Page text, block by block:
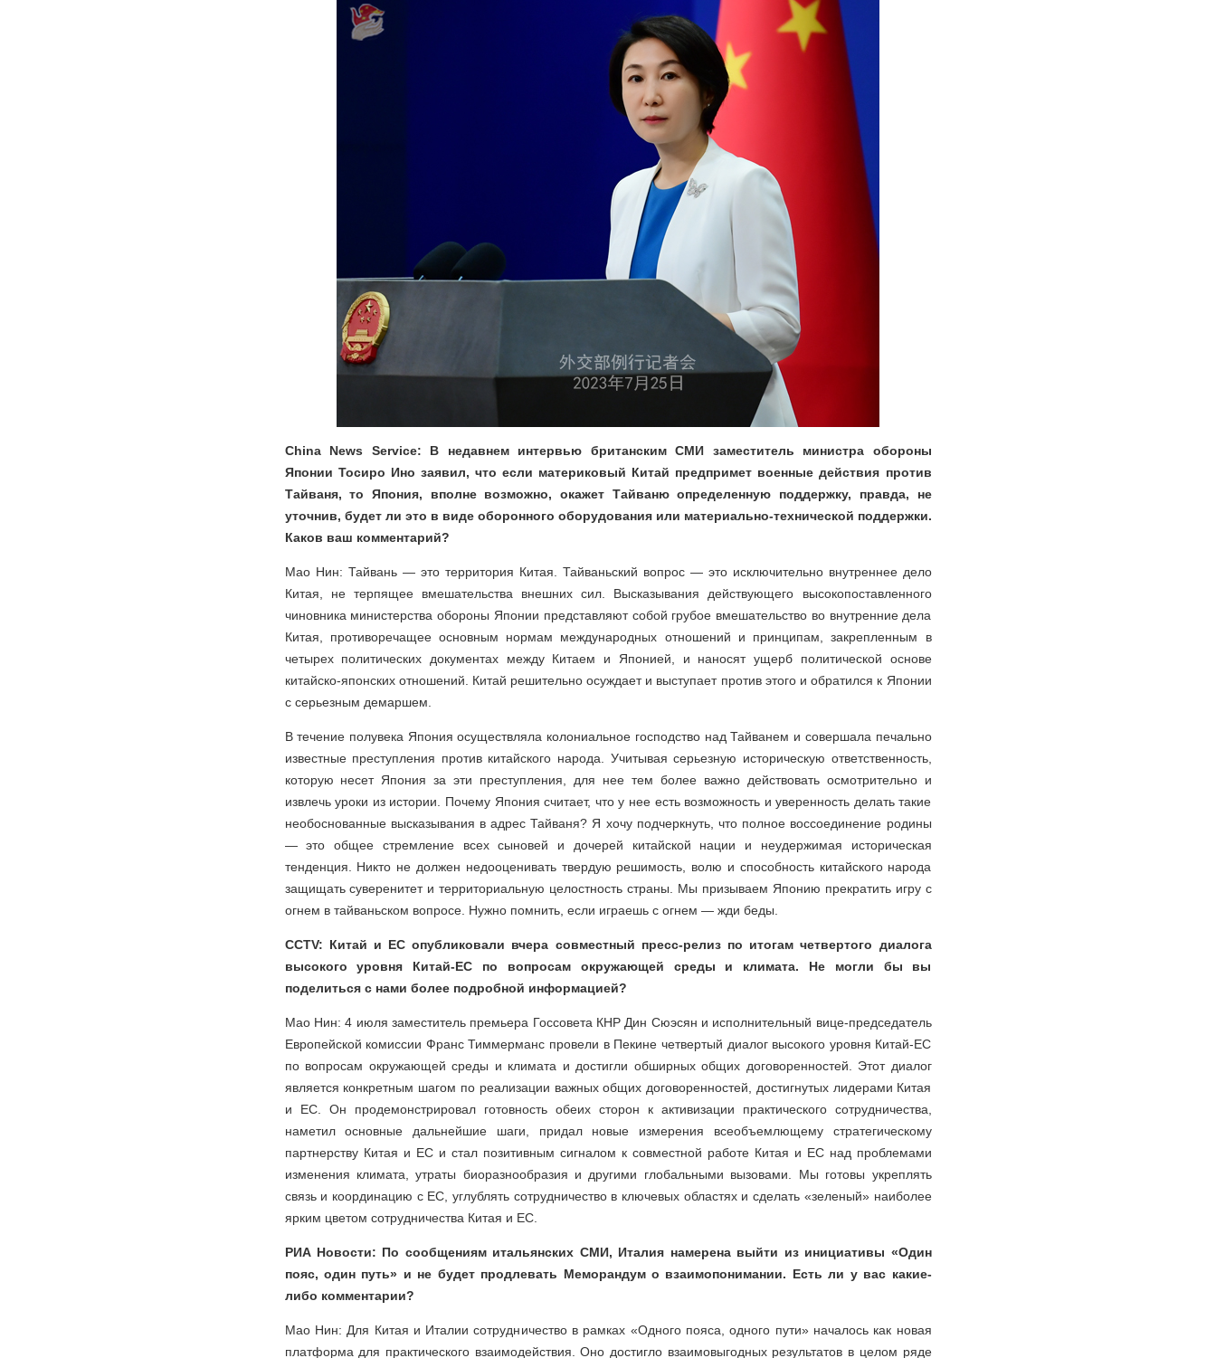
China News Service: В недавнем интервью британским СМИ заместитель министра обороны
Японии Тосиро Ино заявил, что если материковый Китай предпримет военные действия против
Тайваня, то Япония, вполне возможно, окажет Тайваню определенную поддержку, правда, не
уточнив, будет ли это в виде оборонного оборудования или материально-технической поддержки.
Каков ваш комментарий?
Мао Нин: Тайвань — это территория Китая. Тайваньский вопрос — это исключительно внутреннее дело
Китая, не терпящее вмешательства внешних сил. Высказывания действующего высокопоставленного
чиновника министерства обороны Японии представляют собой грубое вмешательство во внутренние дела
Китая, противоречащее основным нормам международных отношений и принципам, закрепленным в
четырех политических документах между Китаем и Японией, и наносят ущерб политической основе
китайско-японских отношений. Китай решительно осуждает и выступает против этого и обратился к Японии
с серьезным демаршем.
В течение полувека Япония осуществляла колониальное господство над Тайванем и совершала печально
известные преступления против китайского народа. Учитывая серьезную историческую ответственность,
которую несет Япония за эти преступления, для нее тем более важно действовать осмотрительно и
извлечь уроки из истории. Почему Япония считает, что у нее есть возможность и уверенность делать такие
необоснованные высказывания в адрес Тайваня? Я хочу подчеркнуть, что полное воссоединение родины
— это общее стремление всех сыновей и дочерей китайской нации и неудержимая историческая
тенденция. Никто не должен недооценивать твердую решимость, волю и способность китайского народа
защищать суверенитет и территориальную целостность страны. Мы призываем Японию прекратить игру с
огнем в тайваньском вопросе. Нужно помнить, если играешь с огнем — жди беды.
CCTV: Китай и ЕС опубликовали вчера совместный пресс-релиз по итогам четвертого диалога
высокого уровня Китай-ЕС по вопросам окружающей среды и климата. Не могли бы вы
поделиться с нами более подробной информацией?
Мао Нин: 4 июля заместитель премьера Госсовета КНР Дин Сюэсян и исполнительный вице-председатель
Европейской комиссии Франс Тиммерманс провели в Пекине четвертый диалог высокого уровня Китай-ЕС
по вопросам окружающей среды и климата и достигли обширных общих договоренностей. Этот диалог
является конкретным шагом по реализации важных общих договоренностей, достигнутых лидерами Китая
и ЕС. Он продемонстрировал готовность обеих сторон к активизации практического сотрудничества,
наметил основные дальнейшие шаги, придал новые измерения всеобъемлющему стратегическому
партнерству Китая и ЕС и стал позитивным сигналом к совместной работе Китая и ЕС над проблемами
изменения климата, утраты биоразнообразия и другими глобальными вызовами. Мы готовы укреплять
связь и координацию с ЕС, углублять сотрудничество в ключевых областях и сделать «зеленый» наиболее
ярким цветом сотрудничества Китая и ЕС.
РИА Новости: По сообщениям итальянских СМИ, Италия намерена выйти из инициативы «Один
пояс, один путь» и не будет продлевать Меморандум о взаимопонимании. Есть ли у вас какие-
либо комментарии?
Мао Нин: Для Китая и Италии сотрудничество в рамках «Одного пояса, одного пути» началось как новая
платформа для практического взаимодействия. Оно достигло взаимовыгодных результатов в целом ряде